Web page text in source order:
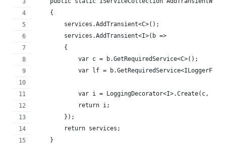
    {
        services.AddTransient<C>();
        services.AddTransient<I>(b =>
        {
            var c = b.GetRequiredService<C>();
var lf =
            var i = LoggingDecorator<I>.Create(c, lf);
            return i;
        });
        return services;
    }